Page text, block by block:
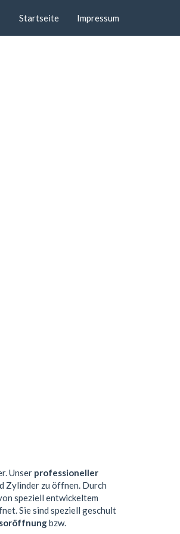
Startseite Impressum
Unser professioneller
Zylinder zu öffnen. Durch
speziell entwickeltem
Sie sind speziell geschult
bzw.